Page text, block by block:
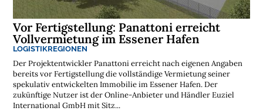
Vor Fertigstellung: Panattoni erreicht
Vollvermietung im Essener Hafen
LOGISTIKREGIONEN
Der Projektentwickler Panattoni erreicht nach eigenen Angaben
bereits vor Fertigstellung die vollständige Vermietung seiner
spekulativ entwickelten Immobilie im Essener Hafen. Der
zukünftige Nutzer ist der Online-Anbieter und Händler Euziel
International GmbH mit Sitz...